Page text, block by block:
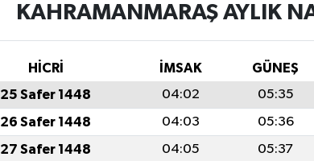
KAHRAMANMARAŞ AYLIK
HİCRİ İMSAK GÜNEŞ
25 Safer 1448 04:02 05:35
26 Safer 1448 04:03 05:36
27 Safer 1448 04:05 05:37